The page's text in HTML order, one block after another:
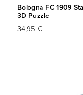
Bologna FC 1909
3D Puzzle
34,95 €